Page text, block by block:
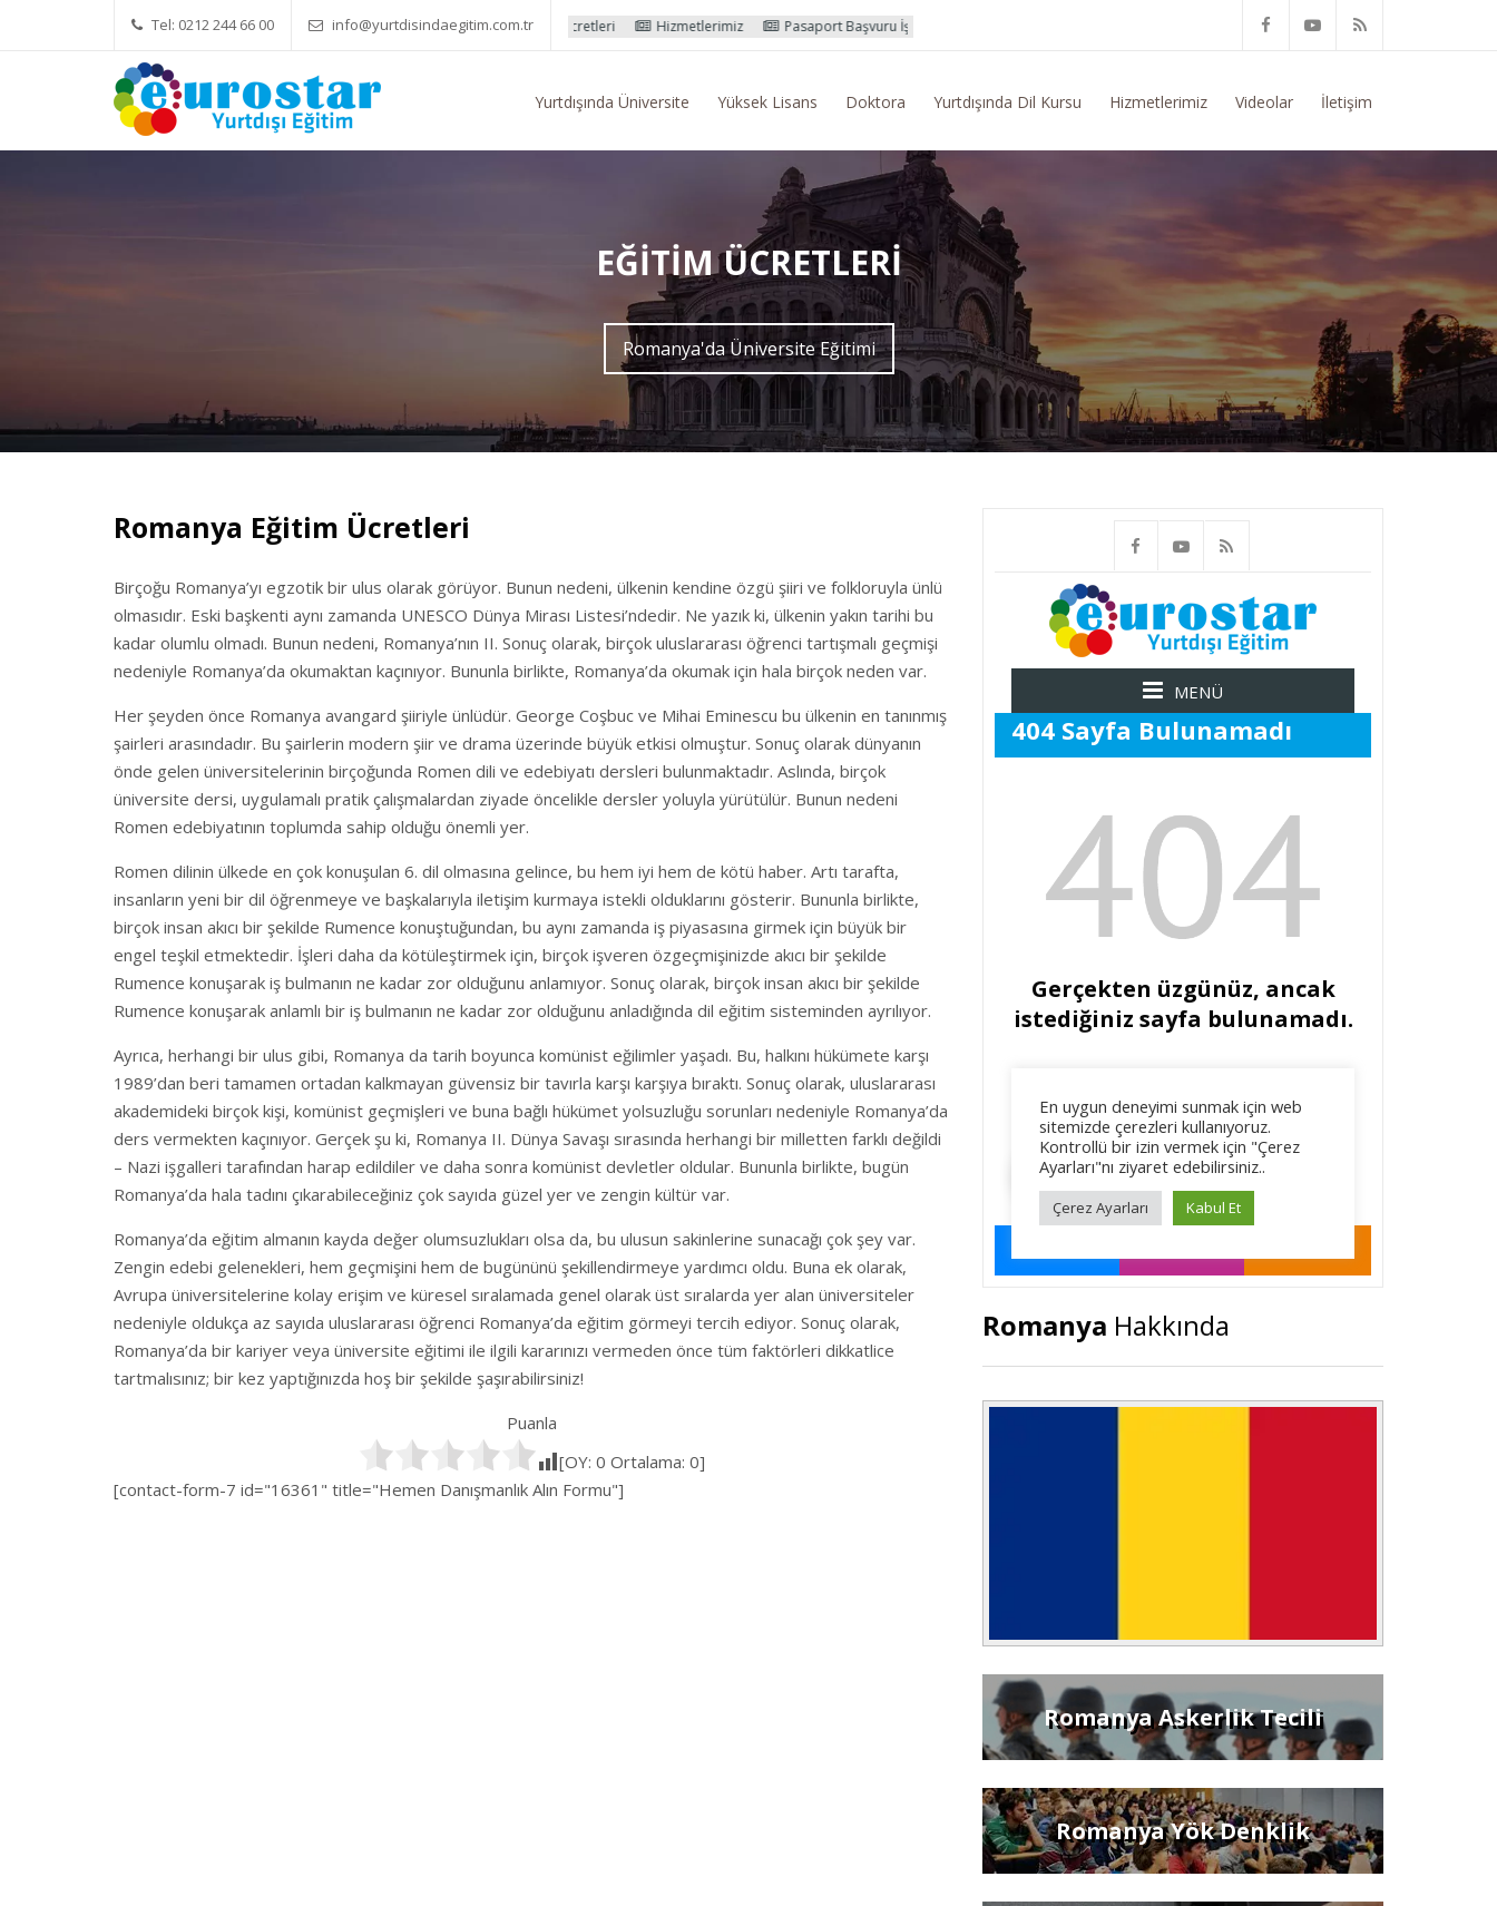
Tel: 0212 244 66 00 info@yurtdisindaegitim.com.tr
Yök Denkliği Önemli Eğitim Ücretleri Hizmetlerimiz Pasaport Başvuru İşlemleri Yurtdışı Eğitim Konusunda Genel Bilgi Talep Ediyorum
Yurtdışında Üniversite Yüksek Lisans Doktora Yurtdışında Dil Kursu Hizmetlerimiz Videolar İletişim
EĞITIM ÜCRETLERI
Romanya'da Üniversite Eğitimi
Romanya Eğitim Ücretleri
Birçoğu Romanya’yı egzotik bir ulus olarak görüyor. Bunun nedeni, ülkenin kendine özgü şiiri ve folkloruyla ünlü
olmasıdır. Eski başkenti aynı zamanda UNESCO Dünya Mirası Listesi’ndedir. Ne yazık ki, ülkenin yakın tarihi bu
kadar olumlu olmadı. Bunun nedeni, Romanya’nın II. Sonuç olarak, birçok uluslararası öğrenci tartışmalı geçmişi
nedeniyle Romanya’da okumaktan kaçınıyor. Bununla birlikte, Romanya’da okumak için hala birçok neden var.
Her şeyden önce Romanya avangard şiiriyle ünlüdür. George Coşbuc ve Mihai Eminescu bu ülkenin en tanınmış
şairleri arasındadır. Bu şairlerin modern şiir ve drama üzerinde büyük etkisi olmuştur. Sonuç olarak dünyanın
önde gelen üniversitelerinin birçoğunda Romen dili ve edebiyatı dersleri bulunmaktadır. Aslında, birçok
üniversite dersi, uygulamalı pratik çalışmalardan ziyade öncelikle dersler yoluyla yürütülür. Bunun nedeni
Romen edebiyatının toplumda sahip olduğu önemli yer.
Romen dilinin ülkede en çok konuşulan 6. dil olmasına gelince, bu hem iyi hem de kötü haber. Artı tarafta,
insanların yeni bir dil öğrenmeye ve başkalarıyla iletişim kurmaya istekli olduklarını gösterir. Bununla birlikte,
birçok insan akıcı bir şekilde Rumence konuştuğundan, bu aynı zamanda iş piyasasına girmek için büyük bir
engel teşkil etmektedir. İşleri daha da kötüleştirmek için, birçok işveren özgeçmişinizde akıcı bir şekilde
Rumence konuşarak iş bulmanın ne kadar zor olduğunu anlamıyor. Sonuç olarak, birçok insan akıcı bir şekilde
Rumence konuşarak anlamlı bir iş bulmanın ne kadar zor olduğunu anladığında dil eğitim sisteminden ayrılıyor.
Ayrıca, herhangi bir ulus gibi, Romanya da tarih boyunca komünist eğilimler yaşadı. Bu, halkını hükümete karşı
1989’dan beri tamamen ortadan kalkmayan güvensiz bir tavırla karşı karşıya bıraktı. Sonuç olarak, uluslararası
akademideki birçok kişi, komünist geçmişleri ve buna bağlı hükümet yolsuzluğu sorunları nedeniyle Romanya’da
ders vermekten kaçınıyor. Gerçek şu ki, Romanya II. Dünya Savaşı sırasında herhangi bir milletten farklı değildi
– Nazi işgalleri tarafından harap edildiler ve daha sonra komünist devletler oldular. Bununla birlikte, bugün
Romanya’da hala tadını çıkarabileceğiniz çok sayıda güzel yer ve zengin kültür var.
Romanya’da eğitim almanın kayda değer olumsuzlukları olsa da, bu ulusun sakinlerine sunacağı çok şey var.
Zengin edebi gelenekleri, hem geçmişini hem de bugününü şekillendirmeye yardımcı oldu. Buna ek olarak,
Avrupa üniversitelerine kolay erişim ve küresel sıralamada genel olarak üst sıralarda yer alan üniversiteler
nedeniyle oldukça az sayıda uluslararası öğrenci Romanya’da eğitim görmeyi tercih ediyor. Sonuç olarak,
Romanya’da bir kariyer veya üniversite eğitimi ile ilgili kararınızı vermeden önce tüm faktörleri dikkatlice
tartmalısınız; bir kez yaptığınızda hoş bir şekilde şaşırabilirsiniz!
Puanla
[OY: 0 Ortalama: 0]
[contact-form-7 id="16361" title="Hemen Danışmanlık Alın Formu"]
Romanya Hakkında
Romanya Askerlik Tecili
Romanya Yök Denklik